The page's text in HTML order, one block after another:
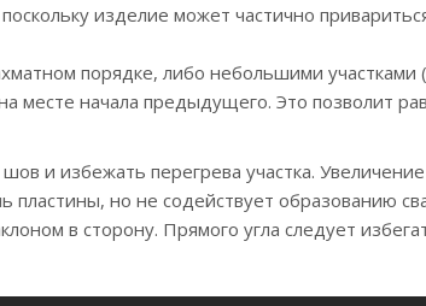
изделие может частично
порядке, либо небольшими участками
начала предыдущего. Это позволит
и избежать перегрева участка.
но не содействует образованию
в сторону. Прямого угла следует